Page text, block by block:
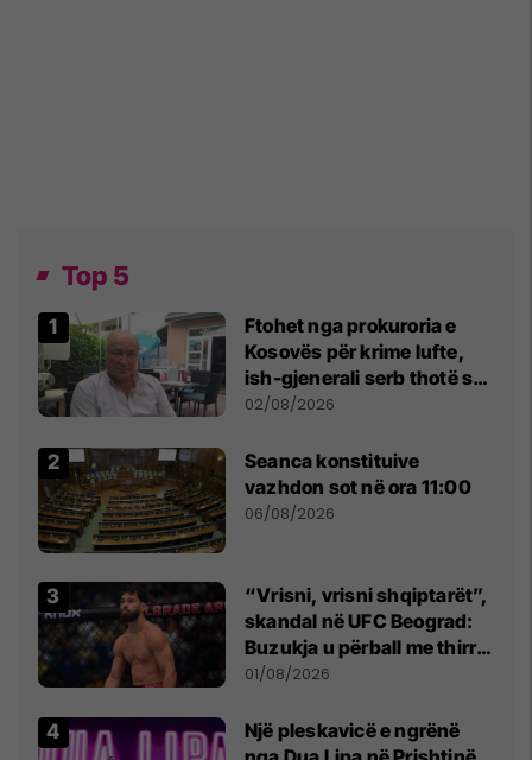
Top 5
Ftohet nga prokuroria e
Kosovës për krime lufte,
ish-gjenerali serb thotë se
dikush e tradhtoi në
02/08/2026
Seanca konstituive
vazhdon sot në ora 11:00
06/08/2026
“Vrisni, vrisni shqiptarët”,
skandal në UFC Beograd:
Buzukja u përball me thirrje
anti-shqiptare nga
01/08/2026
Një pleskavicë e ngrënë